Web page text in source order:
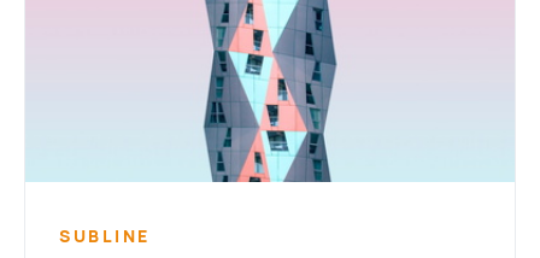
SUBLINE